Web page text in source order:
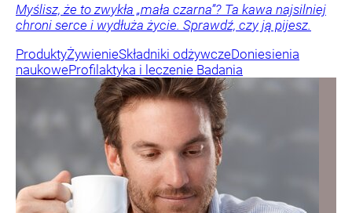
Myślisz, że to zwykła „mała czarna”? Ta kawa najsilniej
chroni serce i wydłuża życie. Sprawdź, czy ją pijesz.
ProduktyŻywienieSkładniki odżywczeDoniesienia
naukoweProfilaktyka i leczenie Badania